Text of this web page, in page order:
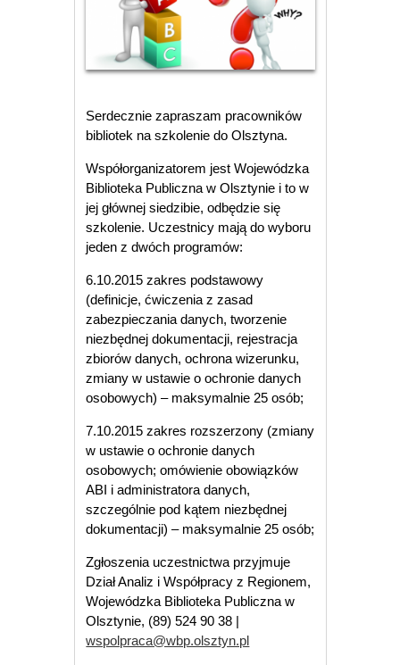
Serdecznie zapraszam pracowników
bibliotek na szkolenie do Olsztyna.
Współorganizatorem jest Wojewódzka
Biblioteka Publiczna w Olsztynie i to w
jej głównej siedzibie, odbędzie się
szkolenie. Uczestnicy mają do wyboru
jeden z dwóch programów:
6.10.2015 zakres podstawowy
(definicje, ćwiczenia z zasad
zabezpieczania danych, tworzenie
niezbędnej dokumentacji, rejestracja
zbiorów danych, ochrona wizerunku,
zmiany w ustawie o ochronie danych
osobowych) – maksymalnie 25 osób;
7.10.2015 zakres rozszerzony (zmiany
w ustawie o ochronie danych
osobowych; omówienie obowiązków
ABI i administratora danych,
szczególnie pod kątem niezbędnej
dokumentacji) – maksymalnie 25 osób;
Zgłoszenia uczestnictwa przyjmuje
Dział Analiz i Współpracy z Regionem,
Wojewódzka Biblioteka Publiczna w
Olsztynie, (89) 524 90 38 |
wspolpraca@wbp.olsztyn.pl